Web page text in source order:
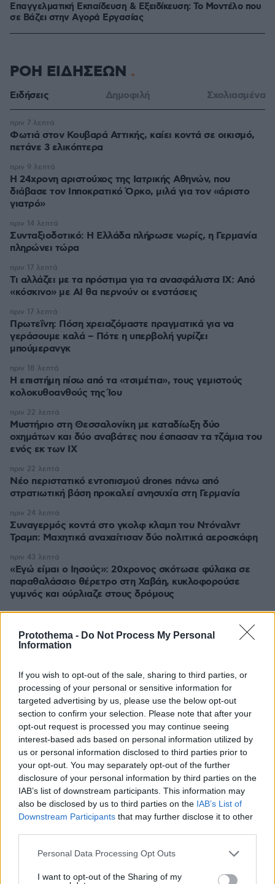
Protothema - Do Not Process My Personal
Information
If you wish to opt-out of the sale, sharing to third parties, or
processing of your personal or sensitive information for
targeted advertising by us, please use the below opt-out
section to confirm your selection. Please note that after your
opt-out request is processed you may continue seeing
interest-based ads based on personal information utilized by
us or personal information disclosed to third parties prior to
your opt-out. You may separately opt-out of the further
disclosure of your personal information by third parties on the
IAB’s list of downstream participants. This information may
also be disclosed by us to third parties on the IAB’s List of
Downstream Participants that may further disclose it to other
Please note that this website/app uses one or more Google
not limited to your visit or usage behaviour. You may click to
Personal Data Processing Opt Outs
I want to opt-out of the Sharing of my
Επαγγελματική Εκπαίδευση & Εξειδίκευση: Το Mοντέλο που
σε Bάζει στην Aγορά Eργασίας
ΡΟΗ ΕΙΔΗΣΕΩΝ
Ειδήσεις Δημοφιλή Σχολιασμένα
Φωτιά στον Κουβαρά Αττικής, καίει κοντά σε οικισμό,
πετάνε 3 ελικόπτερα
πριν 7 λεπτά
Η 24χρονη αριστούχος της Ιατρικής Αθηνών, που
διάβασε τον Ιπποκρατικό Όρκο, μιλά για τον «άριστο
γιατρό»
πριν 9 λεπτά
Συνταξιοδοτικό: H Ελλάδα πλήρωσε νωρίς, η Γερμανία
πληρώνει τώρα
πριν 14 λεπτά
Τι αλλάζει με τα πρόστιμα για τα ανασφάλιστα ΙΧ: Από
«κόσκινο» με AI θα περνούν οι ενστάσεις
πριν 17 λεπτά
Πρωτεΐνη: Πόση χρειαζόμαστε πραγματικά για να
γεράσουμε καλά – Πότε η υπερβολή γυρίζει
μπούμερανγκ
πριν 17 λεπτά
Η επιστήμη πίσω από τα «τσιμέτια», τους γεμιστούς
κολοκυθοανθούς της Ίου
πριν 18 λεπτά
Μυστήριο στη Θεσσαλονίκη με καταδίωξη δύο
οχημάτων και δύο αναβάτες που έσπασαν τα τζάμια του
ενός εκ των ΙΧ
πριν 22 λεπτά
Νέο περιστατικό εντοπισμού drones πάνω από
στρατιωτική βάση προκαλεί ανησυχία στη Γερμανία
πριν 22 λεπτά
Συναγερμός κοντά στο γκολφ κλαμπ του Ντόναλντ
Τραμπ: Μαχητικά αναχαίτισαν δύο πολιτικά αεροσκάφη
πριν 24 λεπτά
«Εγώ είμαι ο Ιησούς»: 20χρονος σκότωσε φύλακα σε
παραθαλάσσιο θέρετρο στη Χαβάη, κυκλοφορούσε
γυμνός και ούρλιαζε στους δρόμους
πριν 43 λεπτά
ΔΕΙΤΕ ΟΛΕΣ ΤΙΣ ΕΙΔΗΣΕΙΣ
ΤΑ ΠΙΟ ΔΗΜΟΦΙΛΗ